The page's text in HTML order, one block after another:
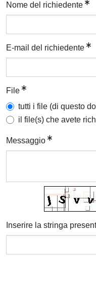
Nome del richiedente
E-mail del richiedente
File
tutti i file (di questo
il file(s) che avete
Messaggio
Inserire la stringa